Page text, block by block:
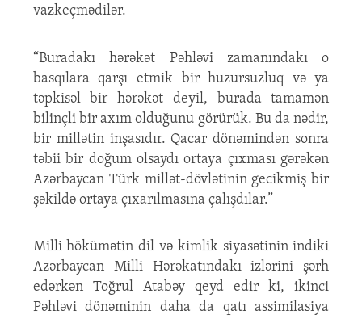
vazkeçmədilər.
“Buradakı hərəkət Pəhləvi zamanındakı o
basqılara qarşı etmik bir huzursuzluq və ya
təpkisəl bir hərəkət deyil, burada tamamən
bilinçli bir axım olduğunu görürük. Bu da nədir,
bir millətin inşasıdır. Qacar dönəmindən sonra
təbii bir doğum olsaydı ortaya çıxması gərəkən
Azərbaycan Türk millət-dövlətinin gecikmiş bir
şəkildə ortaya çıxarılmasına çalışdılar.”
Milli hökümətin dil və kimlik siyasətinin indiki
Azərbaycan Milli Hərəkatındakı izlərini şərh
edərkən Toğrul Atabəy qeyd edir ki, ikinci
Pəhləvi dönəminin daha da qatı assimilasiya